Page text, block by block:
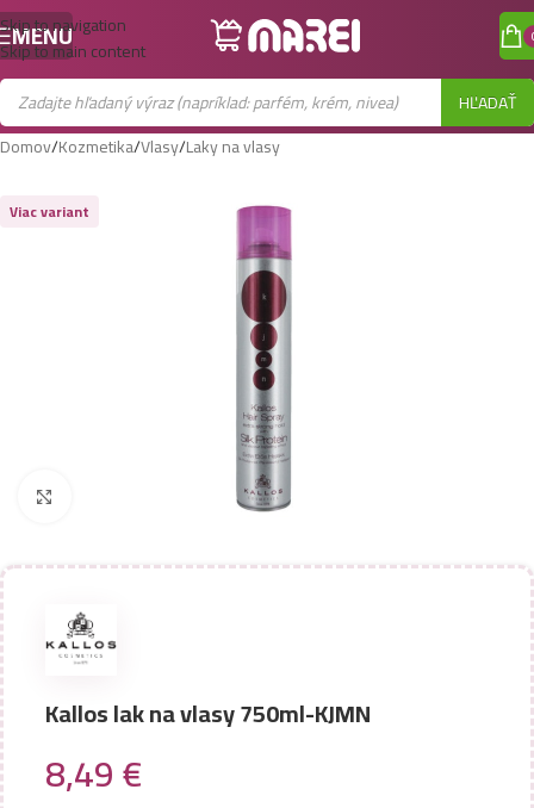
Skip to navigation
Skip to main content
MENU
HĽADAŤ
Domov/Kozmetika/Vlasy/Laky na vlasy
Viac variant
Kallos lak na vlasy 750ml-KJMN
8,49€